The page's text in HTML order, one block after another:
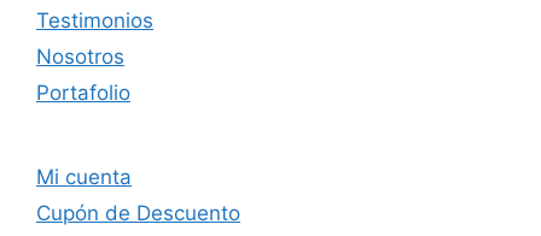
Testimonios
Nosotros
Portafolio
Mi cuenta
Cupón de Descuento